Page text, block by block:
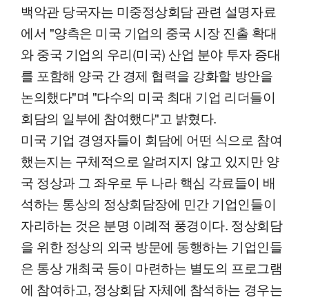
백악관 당국자는 미중정상회담 관련 설명자료
에서 "양측은 미국 기업의 중국 시장 진출 확대
와 중국 기업의 우리(미국) 산업 분야 투자 증대
를 포함해 양국 간 경제 협력을 강화할 방안을
논의했다"며 "다수의 미국 최대 기업 리더들이
회담의 일부에 참여했다"고 밝혔다.
미국 기업 경영자들이 회담에 어떤 식으로 참여
했는지는 구체적으로 알려지지 않고 있지만 양
국 정상과 그 좌우로 두 나라 핵심 각료들이 배
석하는 통상의 정상회담장에 민간 기업인들이
자리하는 것은 분명 이례적 풍경이다. 정상회담
을 위한 정상의 외국 방문에 동행하는 기업인들
은 통상 개최국 등이 마련하는 별도의 프로그램
에 참여하고, 정상회담 자체에 참석하는 경우는